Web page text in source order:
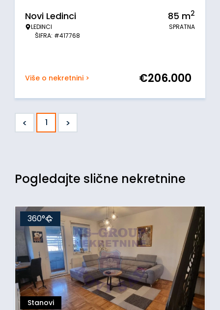
Novi Ledinci
LEDINCI
ŠIFRA: #417768
85 m2
SPRATNA
Više o nekretnini > €206.000
< 1 >
Pogledajte slične nekretnine
Stanovi
360°